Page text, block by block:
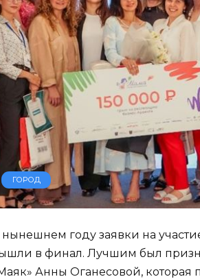
ГОРОД
нынешнем году заявки на
в финал. Лучшим был
Анны Оганесовой, которая